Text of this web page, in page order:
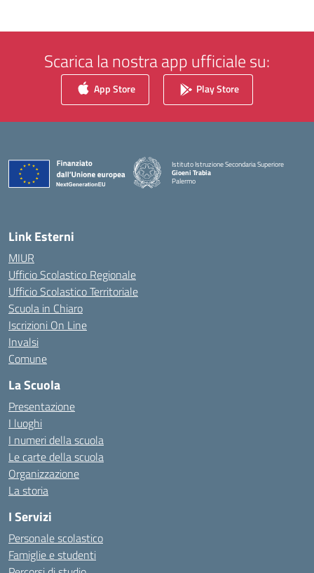
Scarica la nostra app ufficiale su:
App Store Play Store
Istituto Istruzione Secondaria Superiore
Gioeni Trabia
Palermo
Link Esterni
MIUR
Ufficio Scolastico Regionale
Ufficio Scolastico Territoriale
Scuola in Chiaro
Iscrizioni On Line
Invalsi
Comune
La Scuola
Presentazione
I luoghi
I numeri della scuola
Le carte della scuola
Organizzazione
La storia
I Servizi
Personale scolastico
Famiglie e studenti